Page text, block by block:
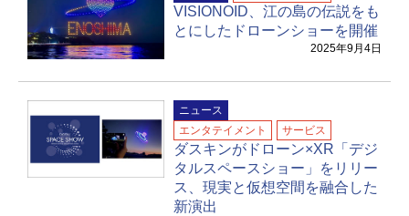
VISIONOID、江の島の伝説をも
とにしたドローンショーを開催
2025年9月4日
ニュース
エンタテイメント
サービス
ダスキンがドローン×XR「デジ
タルスペースショー」をリリー
ス、現実と仮想空間を融合した
新演出